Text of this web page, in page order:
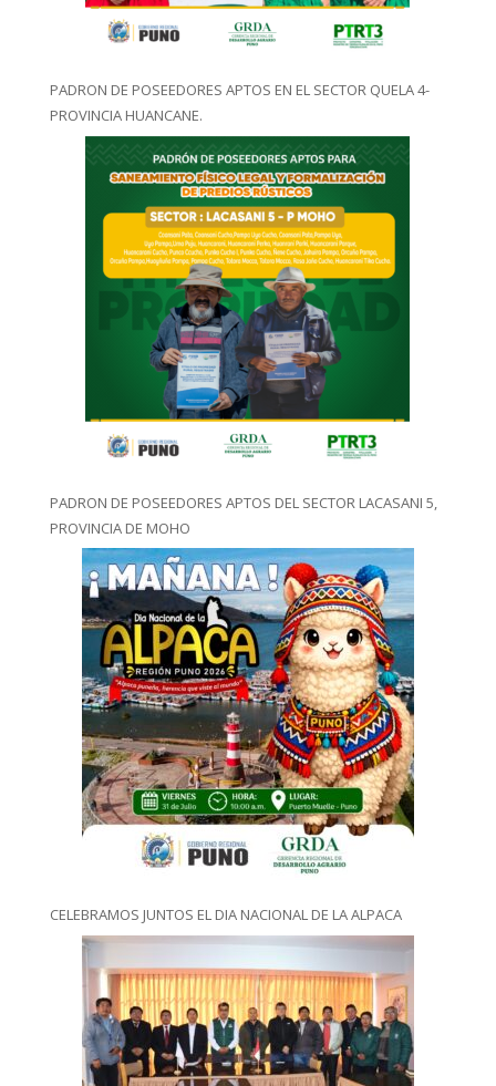
PADRON DE POSEEDORES APTOS EN EL SECTOR QUELA 4-
PROVINCIA HUANCANE.
PADRON DE POSEEDORES APTOS DEL SECTOR LACASANI 5,
PROVINCIA DE MOHO
CELEBRAMOS JUNTOS EL DIA NACIONAL DE LA ALPACA